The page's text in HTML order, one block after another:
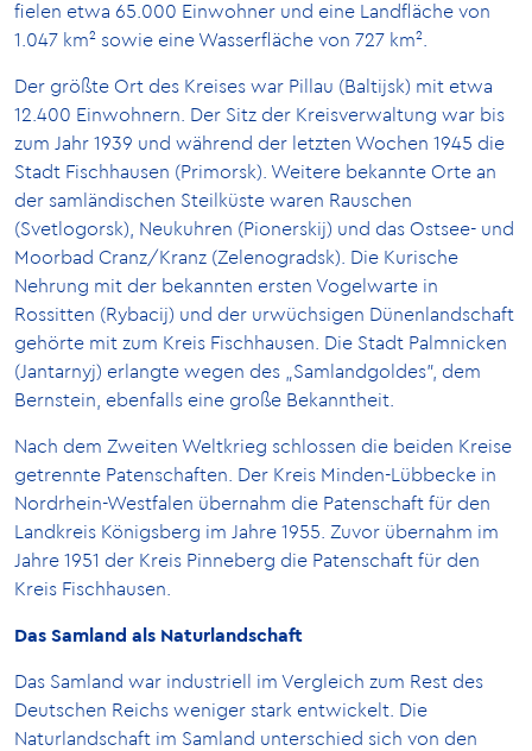
fielen etwa 65.000 Einwohner und eine Landfläche von
1.047 km² sowie eine Wasserfläche von 727 km².
Der größte Ort des Kreises war Pillau (Baltijsk) mit etwa
12.400 Einwohnern. Der Sitz der Kreisverwaltung war bis
zum Jahr 1939 und während der letzten Wochen 1945 die
Stadt Fischhausen (Primorsk). Weitere bekannte Orte an
der samländischen Steilküste waren Rauschen
(Svetlogorsk), Neukuhren (Pionerskij) und das Ostsee- und
Moorbad Cranz/Kranz (Zelenogradsk). Die Kurische
Nehrung mit der bekannten ersten Vogelwarte in
Rossitten (Rybacij) und der urwüchsigen Dünenlandschaft
gehörte mit zum Kreis Fischhausen. Die Stadt Palmnicken
(Jantarnyj) erlangte wegen des „Samlandgoldes”, dem
Bernstein, ebenfalls eine große Bekanntheit.
Nach dem Zweiten Weltkrieg schlossen die beiden Kreise
getrennte Patenschaften. Der Kreis Minden-Lübbecke in
Nordrhein-Westfalen übernahm die Patenschaft für den
Landkreis Königsberg im Jahre 1955. Zuvor übernahm im
Jahre 1951 der Kreis Pinneberg die Patenschaft für den
Kreis Fischhausen.
Das Samland als Naturlandschaft
Das Samland war industriell im Vergleich zum Rest des
Deutschen Reichs weniger stark entwickelt. Die
Naturlandschaft im Samland unterschied sich von den